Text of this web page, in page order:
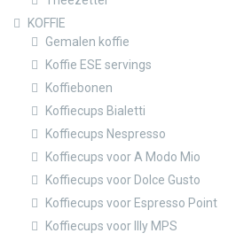
KOFFIE
Gemalen koffie
Koffie ESE servings
Koffiebonen
Koffiecups Bialetti
Koffiecups Nespresso
Koffiecups voor A Modo Mio
Koffiecups voor Dolce Gusto
Koffiecups voor Espresso Point
Koffiecups voor Illy MPS